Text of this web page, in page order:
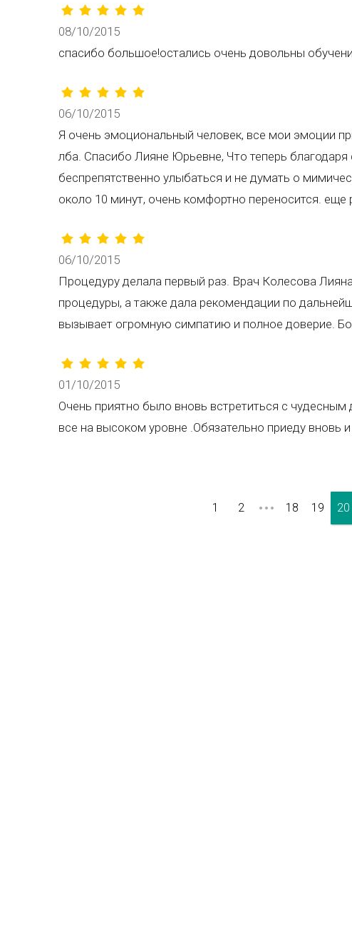
08/10/2015
спасибо большое!остались очень довольны
06/10/2015
Я очень эмоциональный человек, все мои эмоции
лба. Спасибо Лияне Юрьевне, Что теперь
беспрепятственно улыбаться и не думать о
около 10 минут, очень комфортно переносится. еще
06/10/2015
Процедуру делала первый раз. Врач Колесова
процедуры, а также дала рекомендации по
вызывает огромную симпатию и полное доверие.
01/10/2015
Очень приятно было вновь встретиться с
все на высоком уровне .Обязательно приеду
1 2 18 19 20